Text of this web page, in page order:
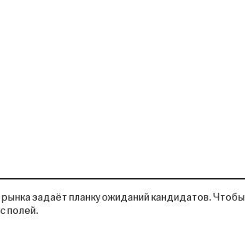
задаёт планку ожиданий кандидатов. Чтобы
полей.